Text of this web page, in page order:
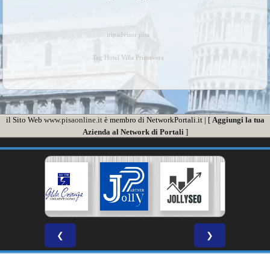
tripadvisor pisa
Tag Hotel Villa Primavera
il Sito Web www.pisaonline.itè membro di NetworkPortali.it | [ Aggiungi la tua
Azienda al Network di Portali ]
❮ ❯